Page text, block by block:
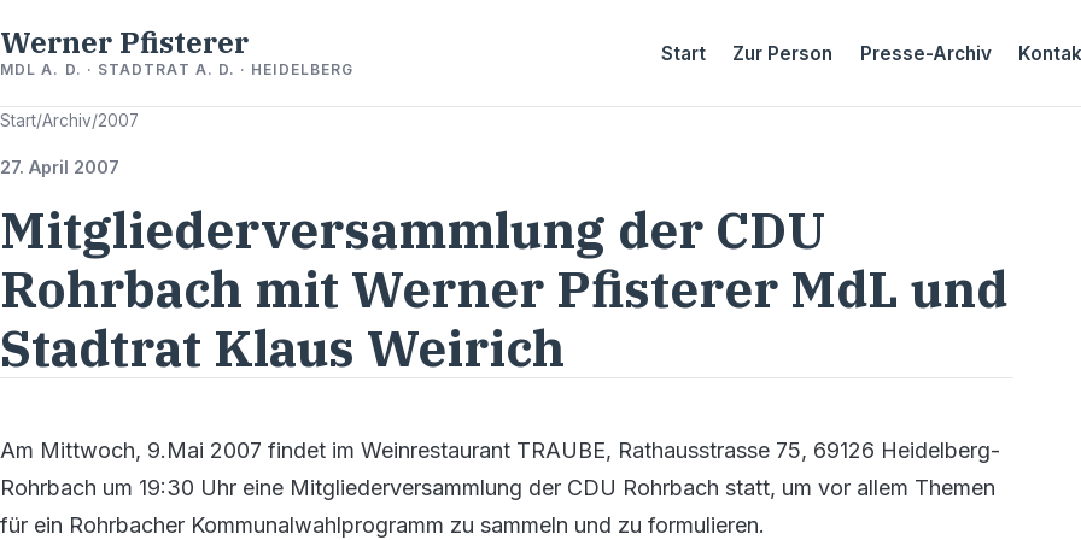
Werner Pfisterer
MDL A. D. · STADTRAT A. D. · HEIDELBERG
Start Zur Person Presse-Archiv
Start/Archiv/2007
27. April 2007
Mitgliederversammlung der CDU
Rohrbach mit Werner Pfisterer MdL und
Stadtrat Klaus Weirich
Am Mittwoch, 9.Mai 2007 findet im Weinrestaurant TRAUBE, Rathausstrasse 75, 69126 Heidelberg-
Rohrbach um 19:30 Uhr eine Mitgliederversammlung der CDU Rohrbach statt, um vor allem Themen
für ein Rohrbacher Kommunalwahlprogramm zu sammeln und zu formulieren.